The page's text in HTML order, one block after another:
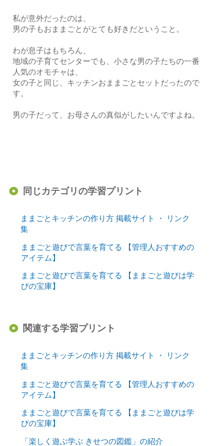
私が意外だったのは、
男の子もおままごとがとても好きだということ。
わが息子はもちろん、
地域の子育てセンターでも、小さな男の子たちの一番
人気のオモチャは、
女の子と同じ、キッチンおままごとセットだったので
す。
男の子だって、お母さんの真似がしたいんですよね。
同じカテゴリの学習プリント
ままごとキッチンの作り方 掲載サイト ・ リンク
集
ままごと遊びで言葉を育てる 【管理人おすすめの
アイテム】
ままごと遊びで言葉を育てる 【ままごと遊びは学
びの宝庫】
関連する学習プリント
ままごとキッチンの作り方 掲載サイト ・ リンク
集
ままごと遊びで言葉を育てる 【管理人おすすめの
アイテム】
ままごと遊びで言葉を育てる 【ままごと遊びは学
びの宝庫】
「楽しく遊ぶ学ぶ きせつの図鑑」の紹介